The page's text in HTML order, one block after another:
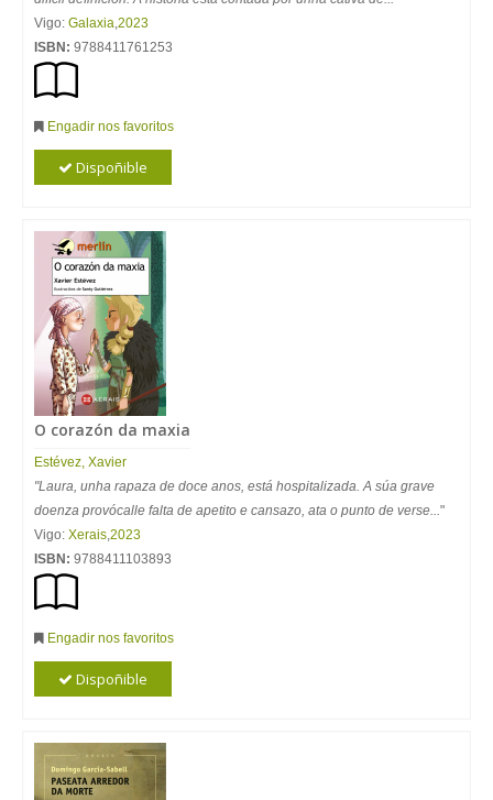
Vigo: Galaxia,2023
ISBN: 9788411761253
Engadir nos favoritos
Dispoñible
O corazón da maxia
Estévez, Xavier
"Laura, unha rapaza de doce anos, está hospitalizada. A súa grave
doenza provócalle falta de apetito e cansazo, ata o punto de verse..."
Vigo: Xerais,2023
ISBN: 9788411103893
Engadir nos favoritos
Dispoñible